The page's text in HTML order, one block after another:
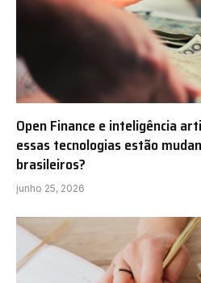
Open Finance e inteligência
essas tecnologias estão
brasileiros?
junho 25, 2026